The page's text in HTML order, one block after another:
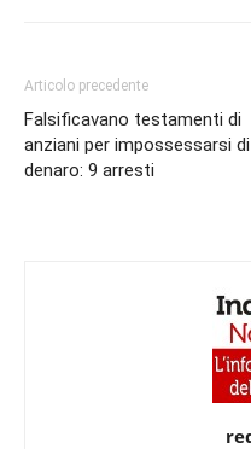
Articolo precedente
Falsificavano testamenti di
anziani per impossessarsi di
denaro: 9 arresti